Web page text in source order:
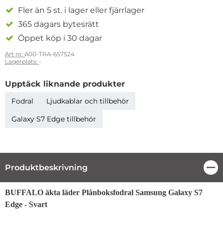
Fler än 5 st. i lager eller fjärrlager
365 dagars bytesrätt
Öppet köp i 30 dagar
Art nr: A00-TRA-657524
Lagerplats: -
Upptäck liknande produkter
Fodral
Ljudkablar och tillbehör
Galaxy S7 Edge tillbehör
Produktbeskrivning
Produktbeskrivning
BUFFALO äkta läder Plånboksfodral Samsung Galaxy S7
Edge - Svart